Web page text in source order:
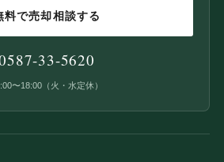
料で売却相談する
33-5620
〜18:00（火・水定休）